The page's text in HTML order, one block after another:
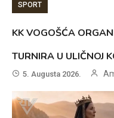
SPORT
KK VOGOŠĆA
TURNIRA U ULIČNOJ
5. Augusta 2026.